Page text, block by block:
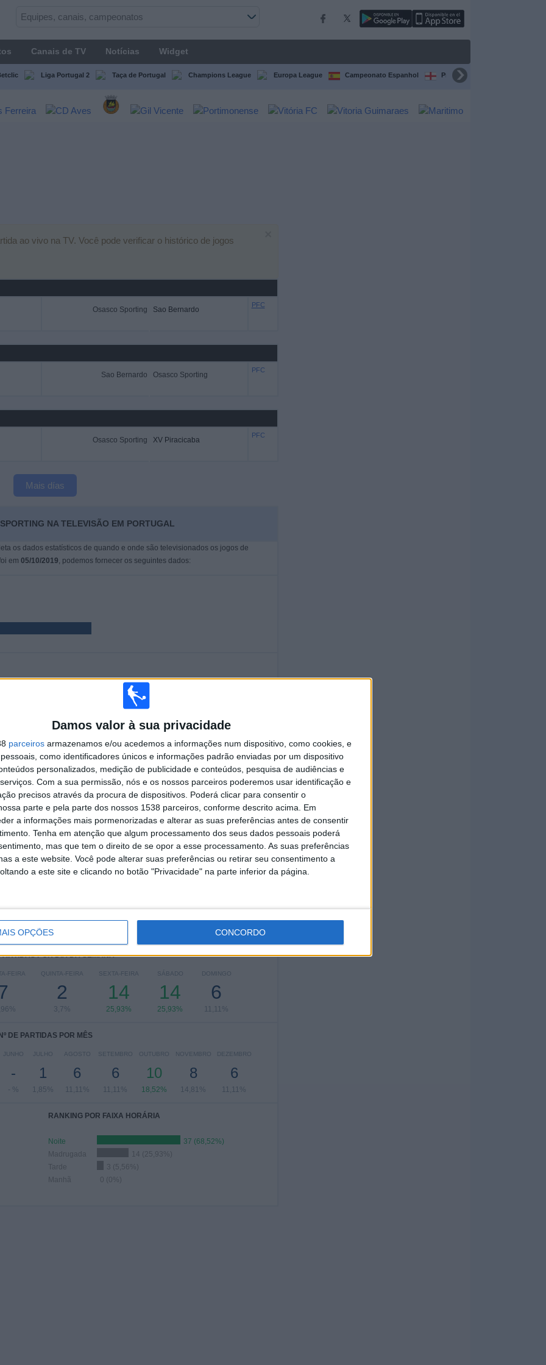
Damos valor à sua privacidade
parceiros armazenamos e/ou acedemos a informações num dispositivo, como cookies, e
como identificadores únicos e informações padrão enviadas por um dispositivo
personalizados, medição de publicidade e conteúdos, pesquisa de audiências e
Com a sua permissão, nós e os nossos parceiros poderemos usar identificação e
precisos através da procura de dispositivos. Poderá clicar para consentir o
parte e pela parte dos nossos 1538 parceiros, conforme descrito acima. Em
a informações mais pormenorizadas e alterar as suas preferências antes de consentir
Tenha em atenção que algum processamento dos seus dados pessoais poderá
mas que tem o direito de se opor a esse processamento. As suas preferências
a este website. Você pode alterar suas preferências ou retirar seu consentimento a
a este site e clicando no botão "Privacidade" na parte inferior da página.
OPÇÕES CONCORDO
Canais de TV Notícias Widget
Liga Portugal 2 Taça de Portugal Champions League Europa League Campeonato Espanhol Premier League
ao vivo na TV. Você pode verificar o histórico de jogos
Osasco Sporting Sao Bernardo
PFC
Sao Bernardo Osasco Sporting
PFC
Osasco Sporting XV Piracicaba
PFC
Mais días
NA TELEVISÃO EM PORTUGAL
os dados estatísticos de quando e onde são televisionados os jogos de
em 05/10/2019, podemos fornecer os seguintes dados:
CANAIS DE TV
SEM PARTIDA
GRATUITA
CONSECUTIVOS
PAGOS
TOTAL
31
RIVAIS
MÁXIMO
3
VS Figueirense
TOTAL
4
COMPETIÇÕES
RANKING POR COMPETIÇÕES
42 (77,78%)
Ver ranking completo
POR DIA DA SEMANA
FEIRA QUINTA-FEIRA
2
3,7%
SEXTA-FEIRA
14
25,93%
SÁBADO
14
25,93%
DOMINGO
6
11,11%
Nº DE PARTIDAS POR MÊS
JUNHO
-
- %
JULHO
1
1,85%
AGOSTO
6
11,11%
SETEMBRO
6
11,11%
OUTUBRO
10
18,52%
NOVEMBRO
8
14,81%
DEZEMBRO
6
11,11%
RANKING POR FAIXA HORÁRIA
Noite
37 (68,52%)
Madrugada
14 (25,93%)
Tarde
3 (5,56%)
Manhã
0 (0%)